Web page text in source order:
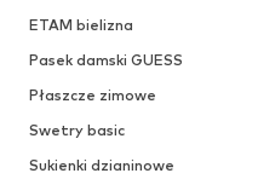
ETAM bielizna
Pasek damski GUESS
Płaszcze zimowe
Swetry basic
Sukienki dzianinowe